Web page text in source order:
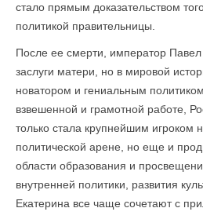
стало прямым доказательством
политикой правительницы.
После ее смерти, император
заслуги матери, но в мировой
новатором и гениальным
взвешенной и грамотной работе,
только стала крупнейшим игроком
политической арене, но еще и
области образования и
внутренней политики, развития
Екатерина все чаще сочетают с